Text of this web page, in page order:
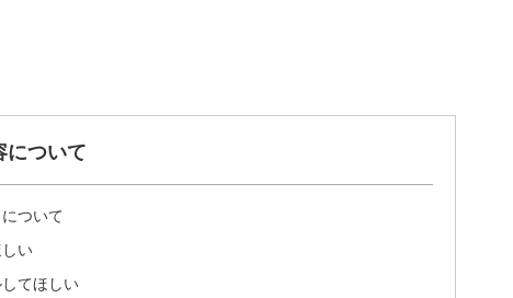
について
ついて
い
てほしい